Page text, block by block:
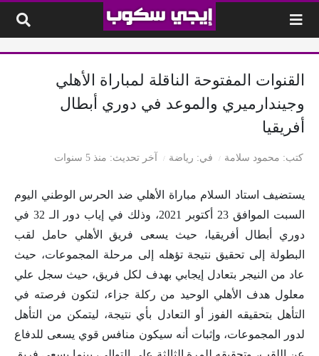
القنوات المفتوحة الناقلة لمباراة الأهلي
وجيندارميري والموعد في دوري أبطال
أفريقيا
كتب محمود سلامة في رياضة آخر تحديث منذ 5 سنوات
يستضيف استاد السلام مباراة الأهلي ضد الحرس الوطني اليوم
السبت الموافق 23 أكتوبر 2021، وذلك في إياب دور الـ 32 في
دوري أبطال أفريقيا، حيث يسعى فريق الأهلي حامل لقب
البطولة إلى تحقيق نتيجة تؤهله إلى مرحلة المجموعات، حيث
عاد من النيجر بتعادل إيجابي بهدف لكل فريق، حيث سجل علي
معلول هدف الأهلي الوحيد من ركلة جزاء، لتكون فرصته في
التأهل بتحقيقه الفوز أو التعادل بأي نتيجة، ليتمكن من التأهل
لدور المجموعات، وإثبات أنه سيكون منافس قوي يسعى للدفاع